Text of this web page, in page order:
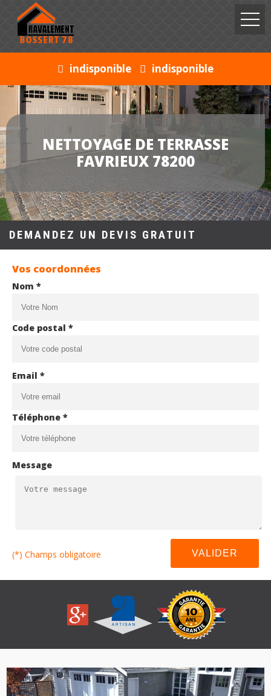
indisponible indisponible
NETTOYAGE DE TERRASSE
FAVRIEUX 78200
DEMANDEZ UN DEVIS GRATUIT
Vos coordonnées
Nom *
Code postal *
Email *
Téléphone *
Message
(*) Champs obligatoire